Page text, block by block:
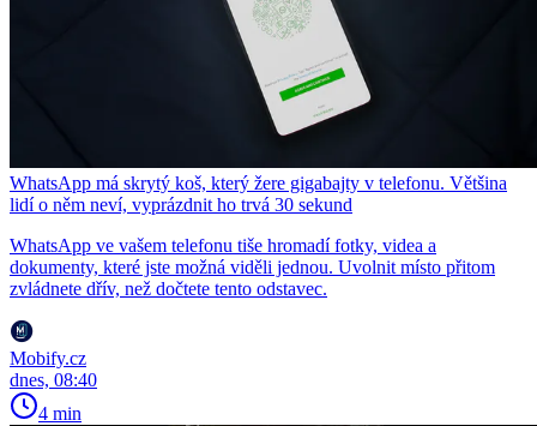
WhatsApp má skrytý koš, který žere gigabajty v telefonu. Většina
lidí o něm neví, vyprázdnit ho trvá 30 sekund
WhatsApp ve vašem telefonu tiše hromadí fotky, videa a
dokumenty, které jste možná viděli jednou. Uvolnit místo přitom
zvládnete dřív, než dočtete tento odstavec.
Mobify.cz
dnes, 08:40
4 min